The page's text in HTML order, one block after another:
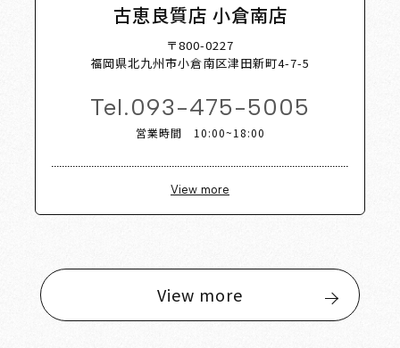
古恵良質店 小倉南店
〒800-0227
福岡県北九州市小倉南区津田新町4-7-5
Tel.093-475-5005
営業時間 10:00~18:00
View more
View more